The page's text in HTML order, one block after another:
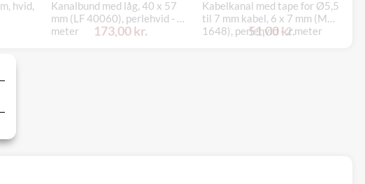
hvid,
Kanalbund med låg, 40 x 57
mm (LF 40060), perlehvid - 2
meter
173,00 kr.
Kabelkanal med tape for Ø5,5
til 7 mm kabel, 6 x 7 mm (M
1648), perlehvid - 2 meter
51,00 kr.